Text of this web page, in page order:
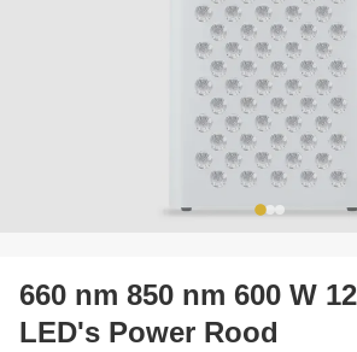
660 nm 850 nm 600 W
LED's Power Rood